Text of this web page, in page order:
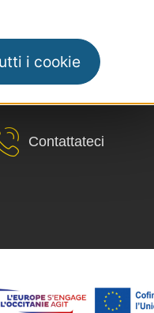
i cookie
Contattateci